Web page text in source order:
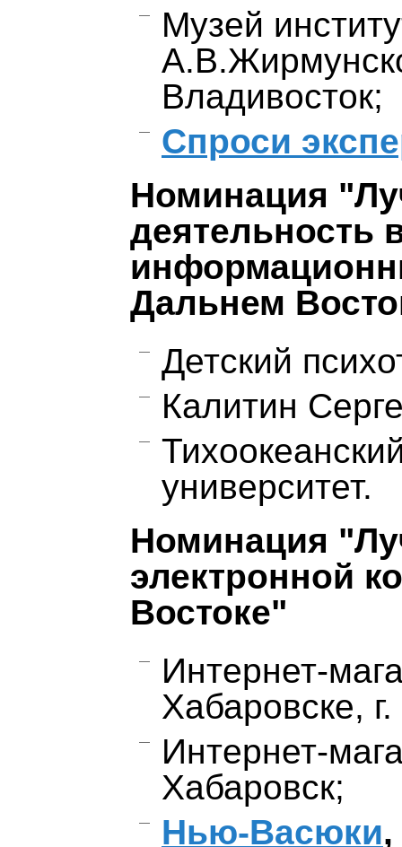
Музей
Владивосток;
Спроси
Номинация
деятельность
Дальнем
Детский
Калитин
университет.
Номинация
электронной
Востоке"
Интернет-
Хабаровске,
Интернет-
Хабаровск;
Нью-Васюки,